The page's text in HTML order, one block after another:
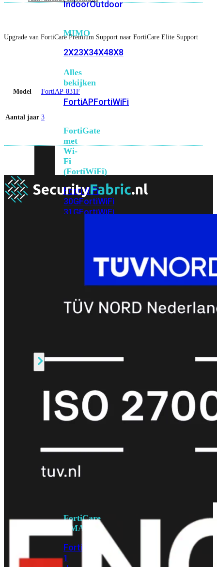
IndoorOutdoor
MIMO
2X23X34X48X8
Alles
bekijken
FortiAPFortiWiFi
FortiGate
met
Wi-
Fi
(FortiWiFi)
FortiWiFi
30GFortiWiFi
31GFortiWiFi
FortiWiFi
FortiWiFi
FortiWiFi
71GFortiWiFi
80F FortiWiFi
bekijken
FortiCare
FortiCare
Premium
Elite
FortiCare
RMA
FortiCare
1
Upgrade van FortiCare Premium Support naar FortiCare Elite Support
Model FortiAP-831F
Aantal jaar 3